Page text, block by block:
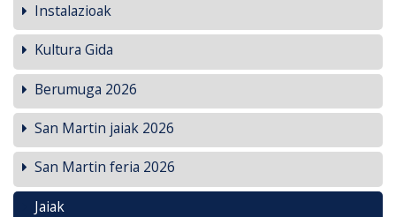
Instalazioak
Kultura Gida
Berumuga 2026
San Martin jaiak 2026
San Martin feria 2026
Jaiak